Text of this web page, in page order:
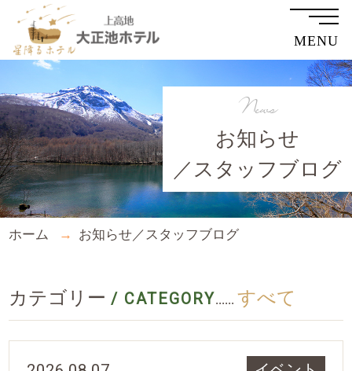
MENU
お知らせ
／スタッフブログ
News
ホーム お知らせ／スタッフブログ
カテゴリー / CATEGORY...... すべて